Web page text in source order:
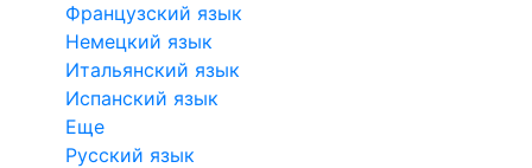
Французский язык
Немецкий язык
Итальянский язык
Испанский язык
Еще
Русский язык